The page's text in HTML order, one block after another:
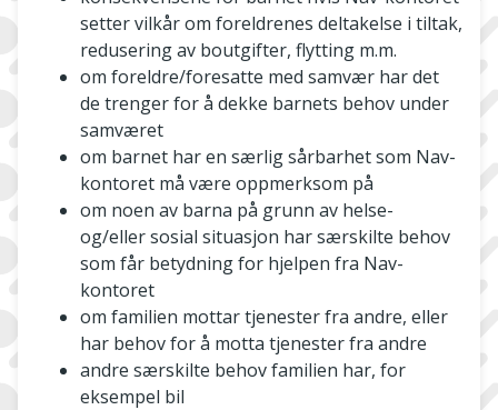
setter vilkår om foreldrenes deltakelse i tiltak,
redusering av boutgifter, flytting m.m.
om foreldre/foresatte med samvær har det
de trenger for å dekke barnets behov under
samværet
om barnet har en særlig sårbarhet som Nav-
kontoret må være oppmerksom på
om noen av barna på grunn av helse-
og/eller sosial situasjon har særskilte behov
som får betydning for hjelpen fra Nav-
kontoret
om familien mottar tjenester fra andre, eller
har behov for å motta tjenester fra andre
andre særskilte behov familien har, for
eksempel bil